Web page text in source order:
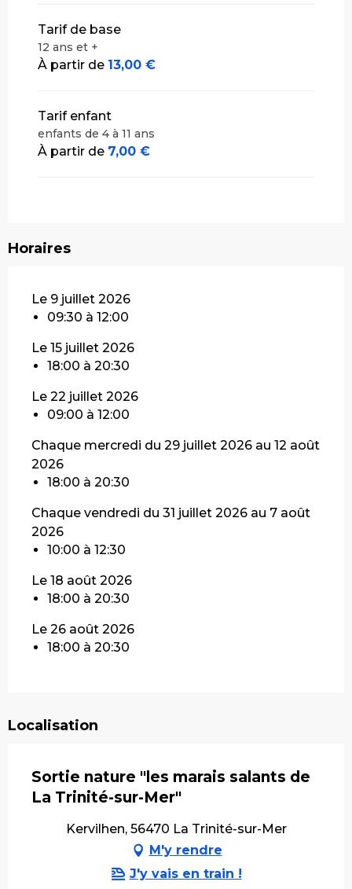
Tarif de base
12 ans et +
À partir de 13,00 €
Tarif enfant
enfants de 4 à 11 ans
À partir de 7,00 €
Horaires
Le 9 juillet 2026
09:30 à 12:00
Le 15 juillet 2026
18:00 à 20:30
Le 22 juillet 2026
09:00 à 12:00
Chaque mercredi du 29 juillet 2026 au 12 août
2026
18:00 à 20:30
Chaque vendredi du 31 juillet 2026 au 7 août
2026
10:00 à 12:30
Le 18 août 2026
18:00 à 20:30
Le 26 août 2026
18:00 à 20:30
Localisation
Sortie nature "les marais salants de
La Trinité-sur-Mer"
Kervilhen, 56470 La Trinité-sur-Mer
M'y rendre
J'y vais en train !